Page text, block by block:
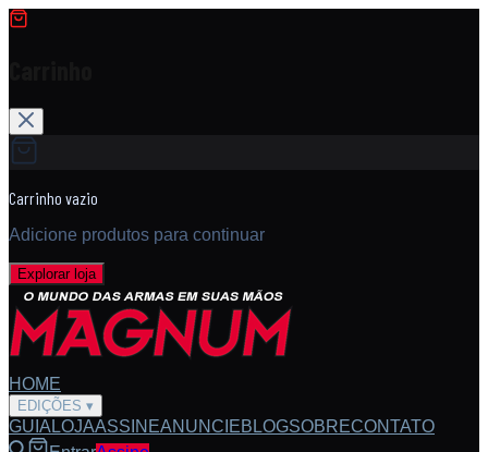
Carrinho vazio
Adicione produtos para continuar
Explorar loja
HOME
EDIÇÕES ▾
GUIA LOJAASSINEANUNCIEBLOGSOBRECONTATO